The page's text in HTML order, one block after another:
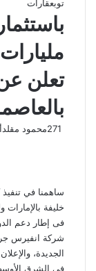
توبعقارات
تعلن
محمود مقلد
ساهمنا في
خليفة بالإمارات
فى إطار دعم
شركة انفيرس
الجديدة،
فى الشرق الأوسط،